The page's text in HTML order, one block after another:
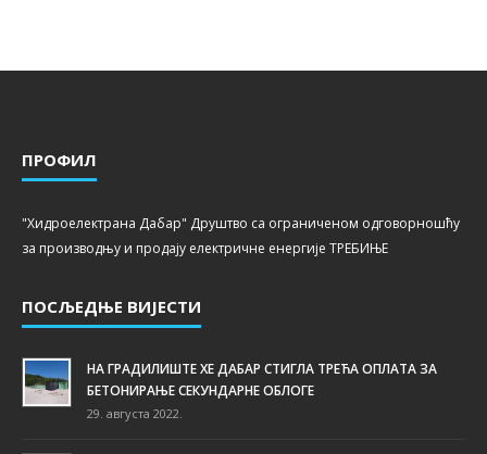
ПРОФИЛ
"Хидроелектрана Дабар" Друштво са ограниченом одговорношћу
за производњу и продају електричне енергије ТРЕБИЊЕ
ПОСЉЕДЊЕ ВИЈЕСТИ
НА ГРАДИЛИШТЕ ХЕ ДАБАР СТИГЛА ТРЕЋА ОПЛАТА ЗА
БЕТОНИРАЊЕ СЕКУНДАРНЕ ОБЛОГЕ
29. августа 2022.